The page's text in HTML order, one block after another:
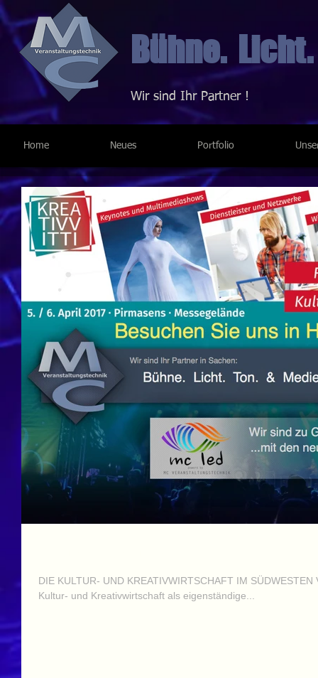
Home Neues Portfolio
Bühne.
Wir sind Ihr Partner !
DIE KULTUR- UND KREATIVWIRTSCHAFT IM
Kultur- und Kreativwirtschaft als eigenständige...